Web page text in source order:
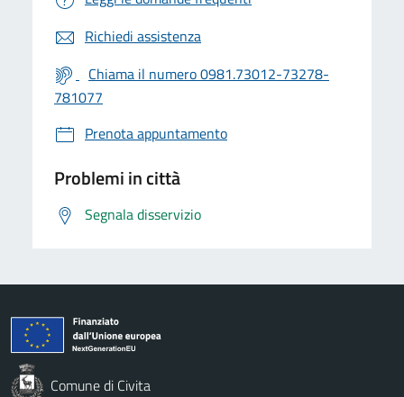
Richiedi assistenza
Chiama il numero 0981.73012-73278-
781077
Prenota appuntamento
Problemi in città
Segnala disservizio
Comune di Civita